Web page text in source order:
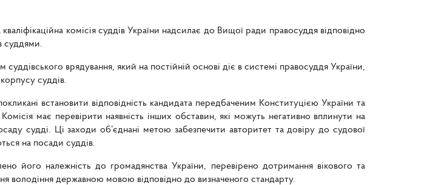
комісія суддів України надсилає до Вищої ради правосуддя відповідно
суддями.
врядування, який на постійній основі діє в системі правосуддя України,
суддів.
встановити відповідність кандидата передбаченим Конституцією України та
має перевірити наявність інших обставин, які можуть негативно вплинути на
судді. Ці заходи об’єднані метою забезпечити авторитет та довіру до судової
на посади суддів.
його належність до громадянства України, перевірено дотримання вікового та
володіння державною мовою відповідно до визначеного стандарту.